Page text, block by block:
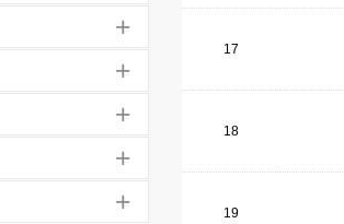
+
+
+
+
+
17
18
19